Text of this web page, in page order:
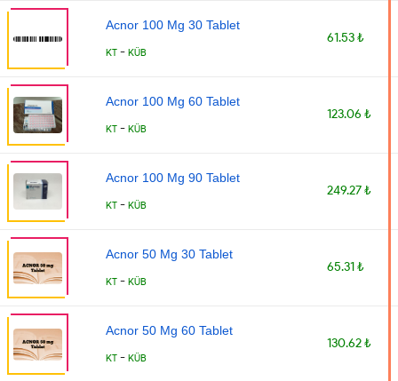
Acnor 100 Mg 30 Tablet
KT - KÜB
61.53 ₺
Acnor 100 Mg 60 Tablet
KT - KÜB
123.06 ₺
Acnor 100 Mg 90 Tablet
KT - KÜB
249.27 ₺
Acnor 50 Mg 30 Tablet
KT - KÜB
65.31 ₺
Acnor 50 Mg 60 Tablet
KT - KÜB
130.62 ₺